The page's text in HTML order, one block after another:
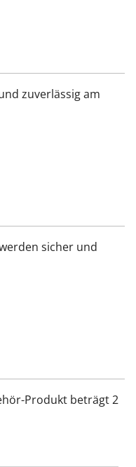
zuverlässig am
sicher und
Produkt beträgt 2